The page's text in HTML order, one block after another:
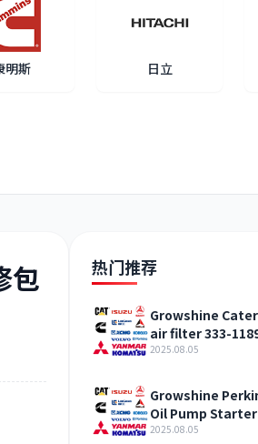
明斯 日立
卡尔玛
包
热门推荐
Growshine
air filter 333-
straight hair
2025.08.05
Growshine
Oil Pump Starter
2025.08.05